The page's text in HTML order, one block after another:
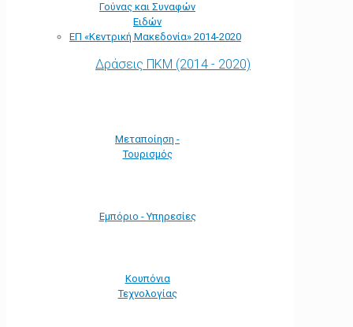
Γούνας και Συναφών
Ειδών
ΕΠ «Kεντρική Μακεδονία» 2014-2020
Δράσεις ΠΚΜ (2014 - 2020)
Μεταποίηση -
Τουρισμός
Εμπόριο - Υπηρεσίες
Κουπόνια
Τεχνολογίας